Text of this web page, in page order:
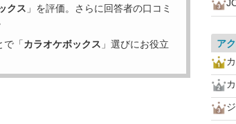
クス 」を評価。さらに回答者の口コミ
で「カラオケボックス 」選びにお役立
ア